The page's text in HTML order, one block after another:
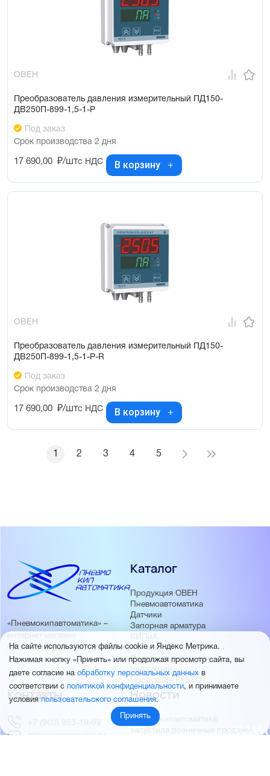
ОВЕН
Преобразователь давления измерительный ПД150-
ДВ250П-899-1,5-1-Р
Под заказ
Срок производства 2 дня
17 690,00 ₽/штс НДС В корзину
ОВЕН
Преобразователь давления измерительный ПД150-
ДВ250П-899-1,5-1-Р-R
Под заказ
Срок производства 2 дня
17 690,00 ₽/штс НДС В корзину
1 2 3 4 5
«Пневмокипавтоматика» –
интернет-магазин
промышленного оборудования
Каталог
Продукция ОВЕН
Пневмоавтоматика
Датчики
Запорная арматура
КИПиА
Приводная техника
Электротехническая
продукция
Продукция FESTO
Новости
Пневмокипавтоматика
запустила розничные продажи
Контакты
+7 (960) 953-19-99
sales@pnevmokip.ru
На сайте используются файлы cookie и Яндекс Метрика.
Нажимая кнопку «Принять» или продолжая просмотр сайта, вы
даете согласие на обработку персональных данных в
соответствии с политикой конфиденциальности, и принимаете
условияпользовательского соглашения.
Принять